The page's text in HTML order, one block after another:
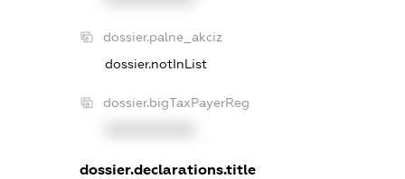
dossier.palne_akciz
dossier.notInList
dossier.bigTaxPayerReg
dossier.declarations.title